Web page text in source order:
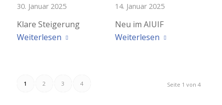
30. Januar 2025
Klare Steigerung
Weiterlesen
14. Januar 2025
Neu im AIUIF
Weiterlesen
Seite 1 von 4
1 2 3 4